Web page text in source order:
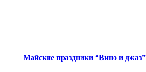
Майские праздники “Вино и джаз”